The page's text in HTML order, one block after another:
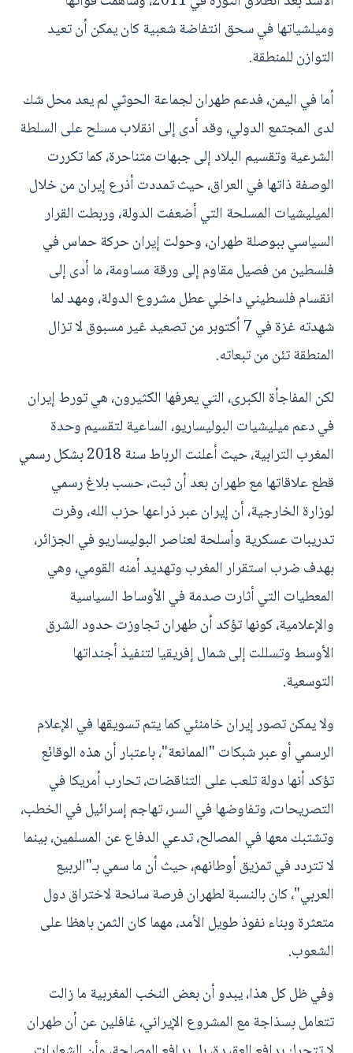
وميلشياتها في سحق انتفاضة شعبية كان يمكن أن تعيد
التوازن للمنطقة.
أما في اليمن، فدعم طهران لجماعة الحوثي لم يعد محل شك
لدى المجتمع الدولي، وقد أدى إلى انقلاب مسلح على السلطة
الشرعية وتقسيم البلاد إلى جبهات متناحرة، كما تكررت
الوصفة ذاتها في العراق، حيث تمددت أذرع إيران من خلال
الميليشيات المسلحة التي أضعفت الدولة، وربطت القرار
السياسي ببوصلة طهران، وحولت إيران حركة حماس في
فلسطين من فصيل مقاوم إلى ورقة مساومة، ما أدى إلى
انقسام فلسطيني داخلي عطل مشروع الدولة، ومهد لما
شهدته غزة في 7 أكتوبر من تصعيد غير مسبوق لا تزال
المنطقة تئن من تبعاته.
لكن المفاجأة الكبرى، التي يعرفها الكثيرون، هي تورط إيران
في دعم ميليشيات البوليساريو، الساعية لتقسيم وحدة
المغرب الترابية، حيث أعلنت الرباط سنة 2018 بشكل رسمي
قطع علاقاتها مع طهران بعد أن ثبت، حسب بلاغ رسمي
لوزارة الخارجية، أن إيران عبر ذراعها حزب الله، وفرت
تدريبات عسكرية وأسلحة لعناصر البوليساريو في الجزائر،
بهدف ضرب استقرار المغرب وتهديد أمنه القومي، وهي
المعطيات التي أثارت صدمة في الأوساط السياسية
والإعلامية، كونها تؤكد أن طهران تجاوزت حدود الشرق
الأوسط وتسللت إلى شمال إفريقيا لتنفيذ أجنداتها
التوسعية.
ولا يمكن تصور إيران خامنئي كما يتم تسويقها في الإعلام
الرسمي أو عبر شبكات "الممانعة"، باعتبار أن هذه الوقائع
تؤكد أنها دولة تلعب على التناقضات، تحارب أمريكا في
التصريحات، وتفاوضها في السر، تهاجم إسرائيل في الخطب،
وتشتبك معها في المصالح، تدعي الدفاع عن المسلمين، بينما
لا تتردد في تمزيق أوطانهم، حيث أن ما سمي بـ"الربيع
العربي"، كان بالنسبة لطهران فرصة سانحة لاختراق دول
متعثرة وبناء نفوذ طويل الأمد، مهما كان الثمن باهظا على
الشعوب.
وفي ظل كل هذا، يبدو أن بعض النخب المغربية ما زالت
تتعامل بسذاجة مع المشروع الإيراني، غافلين عن أن طهران